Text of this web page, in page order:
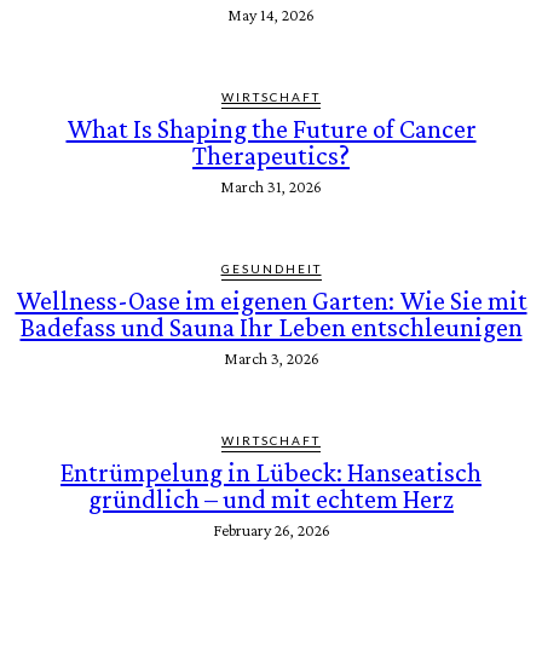
May 14, 2026
WIRTSCHAFT
What Is Shaping the Future of Cancer
Therapeutics?
March 31, 2026
GESUNDHEIT
Wellness-Oase im eigenen Garten: Wie Sie mit
Badefass und Sauna Ihr Leben entschleunigen
March 3, 2026
WIRTSCHAFT
Entrümpelung in Lübeck: Hanseatisch
gründlich – und mit echtem Herz
February 26, 2026